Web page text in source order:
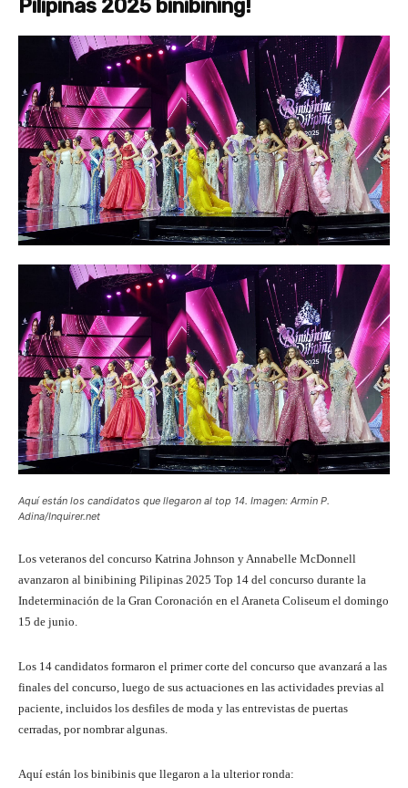
Pilipinas 2025 binibining!
Aquí están los candidatos que llegaron al top 14. Imagen: Armin P.
Adina/Inquirer.net
Los veteranos del concurso Katrina Johnson y Annabelle McDonnell
avanzaron al binibining Pilipinas 2025 Top 14 del concurso durante la
Indeterminación de la Gran Coronación en el Araneta Coliseum el domingo
15 de junio.
Los 14 candidatos formaron el primer corte del concurso que avanzará a las
finales del concurso, luego de sus actuaciones en las actividades previas al
paciente, incluidos los desfiles de moda y las entrevistas de puertas
cerradas, por nombrar algunas.
Aquí están los binibinis que llegaron a la ulterior ronda: